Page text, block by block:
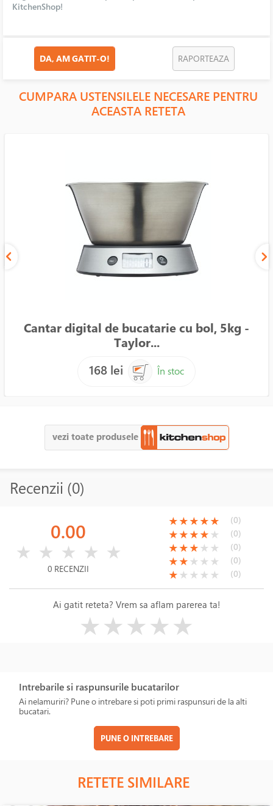
KitchenShop!
DA, AM GATIT-O! RAPORTEAZA
CUMPARA USTENSILELE NECESARE PENTRU
ACEASTA RETETA
Cantar digital de bucatarie cu bol, 5kg -
Taylor...
168 lei
În stoc
vezi toate produsele
Recenzii (0)
0.00
★ ★ ★ ★ ★
0 RECENZII
(*)
★(*)
★(*)
★(*)
★(*)
★ (0)
(*)
★(*)
★(*)
★(*)
★( )
★ (0)
(*)
★(*)
★(*)
★( )
★ ( )
★ (0)
(*)
★(*)
★( )
★ ( )
★ ( )
★ (0)
(*)
★( )
★ ( )
★ ( )
★ ( )
★ (0)
Ai gatit reteta? Vrem sa aflam parerea ta!
★★★★★
Intrebarile si raspunsurile bucatarilor
Ai nelamuriri? Pune o intrebare si poti primi raspunsuri de la alti
bucatari.
PUNE O INTREBARE
RETETE SIMILARE